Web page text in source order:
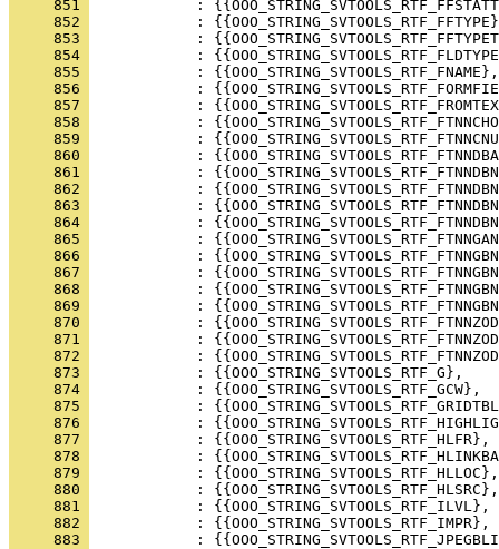
     851
     852
     853
     854
     855
     856
     857
     858
     859
     860
     861
     862
     863
     864
     865
     866
     867
     868
     869
     870
     871
     872
     873
     874
     875
     876
     877
     878
     879
     880
     881
     882
     883